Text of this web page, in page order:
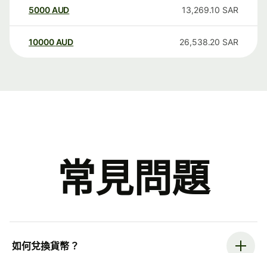
5000AUD 13,269.10 SAR
10000 AUD 26,538.20 SAR
常見問題
如何兌換貨幣？